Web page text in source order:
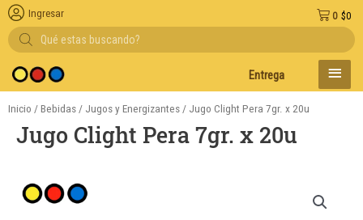
Búsqueda
de
productos
Entregas en el día en AMBA
$0
0
Ingresar
MENÚ
Inicio / Bebidas / Jugos y Energizantes / Jugo Clight Pera 7gr. x 20u
Jugo Clight Pera 7gr. x 20u